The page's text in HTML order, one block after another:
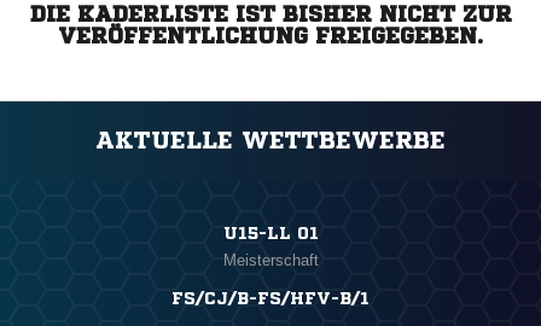
DIE KADERLISTE IST BISHER NICHT ZUR
VERÖFFENTLICHUNG FREIGEGEBEN.
AKTUELLE WETTBEWERBE
U15-LL 01
Meisterschaft
FS/CJ/B-FS/HFV-B/1